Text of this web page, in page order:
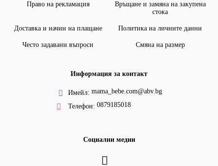
Право на рекламация
Връщане и замяна на закупена
стока
Доставка и начин на плащане Политика на личните данни
Често задавани въпроси Смяна на размер
Информация за контакт
Имейл: mama_bebe.com@abv.bg
Телефон: 0879185018
Социални медии